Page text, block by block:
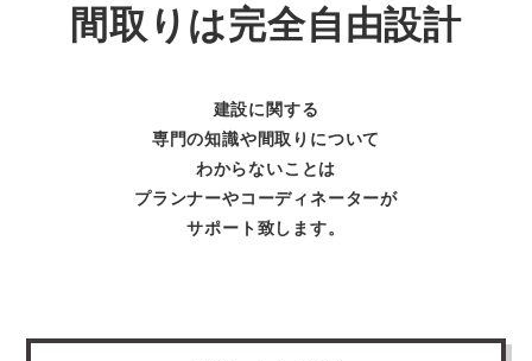
間取りは完全自由設計
建設に関する
専門の知識や間取りについて
わからないことは
プランナーやコーディネーターが
サポート致します。